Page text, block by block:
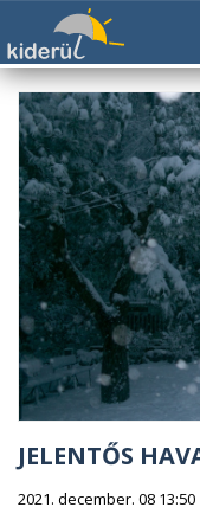
JELENTŐS
2021. december. 08 13:50